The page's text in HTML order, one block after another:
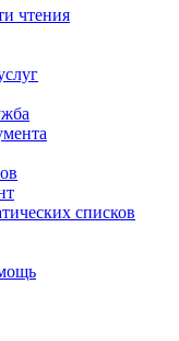
чтения
списков